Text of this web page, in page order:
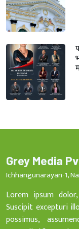
Grey Media
Ichhangunarayan-1,
Lorem ipsum
Suscipit excepturi
possimus,